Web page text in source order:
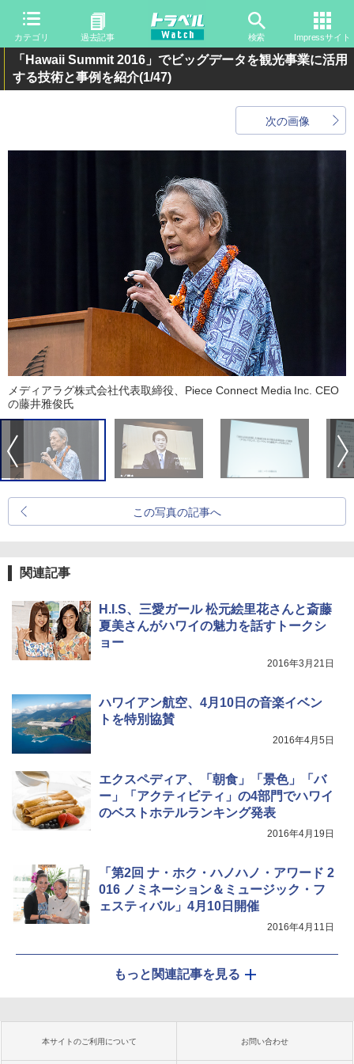
カテゴリ 過去記事 検索 Impressサイト
「Hawaii Summit 2016」でビッグデータを観光事業に活用
する技術と事例を紹介(1/47)
次の画像
メディアラグ株式会社代表取締役、Piece Connect Media Inc. CEO
の藤井雅俊氏
この写真の記事へ
関連記事
H.I.S、三愛ガール 松元絵里花さんと斎藤
夏美さんがハワイの魅力を話すトークシ
ョー
2016年3月21日
ハワイアン航空、4月10日の音楽イベン
トを特別協賛
2016年4月5日
エクスペディア、「朝食」「景色」「バ
ー」「アクティビティ」の4部門でハワイ
のベストホテルランキング発表
2016年4月19日
「第2回 ナ・ホク・ハノハノ・アワード 2
016 ノミネーション＆ミュージック・フ
ェスティバル」4月10日開催
2016年4月11日
もっと関連記事を見る
本サイトのご利用について お問い合わせ